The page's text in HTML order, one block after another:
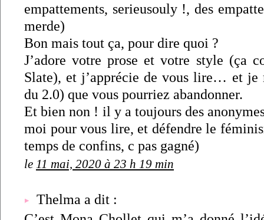
empattements, serieusouly !, des
merde)
Bon mais tout ça, pour dire quoi ?
J’adore votre prose et votre style (ça
Slate), et j’apprécie de vous lire… et
du 2.0) que vous pourriez abandonner.
Et bien non ! il y a toujours des
moi pour vous lire, et défendre le
temps de confins, c pas gagné)
le 11 mai, 2020 à 23 h 19 min
Thelma a dit :